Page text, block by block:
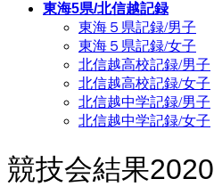
東海5県/北信越記録
東海５県記録/男子
東海５県記録/女子
北信越高校記録/男子
北信越高校記録/女子
北信越中学記録/男子
北信越中学記録/女子
競技会結果2020